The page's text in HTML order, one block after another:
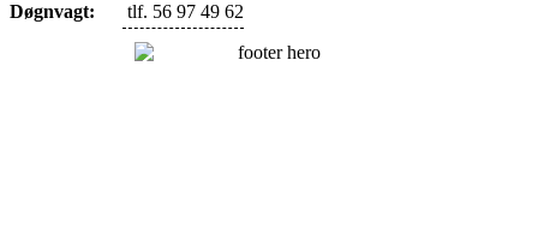
Døgnvagt:
tlf. 56 97 49 62